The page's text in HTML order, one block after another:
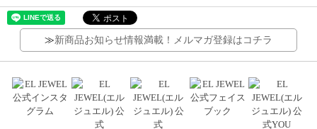
≫新商品お知らせ情報満載！メルマガ登録はコチラ